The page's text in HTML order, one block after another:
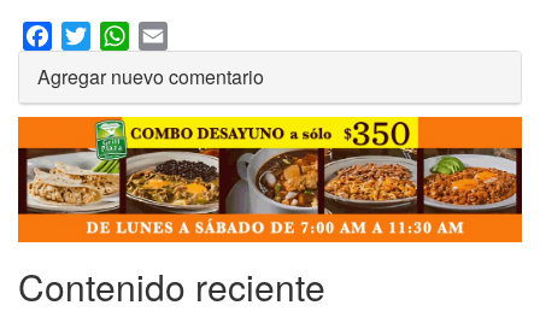
Facebook
TwitterWhatsApp
Agregar nuevo comentario
Contenido reciente